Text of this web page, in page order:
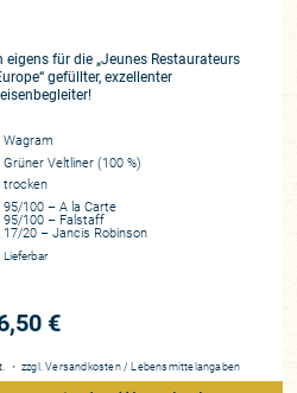
eigens für die „Jeunes Restaurateurs
gefüllter, exzellenter
Wagram
Grüner Veltliner (100 %)
trocken
95/100 – A la Carte
95/100 – Falstaff
17/20 – Jancis Robinson
Lieferbar
€
・ zzgl.Versandkosten / Lebensmittelangaben